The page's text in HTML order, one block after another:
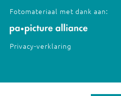
Fotomateriaal met dank aan:
Privacy-verklaring